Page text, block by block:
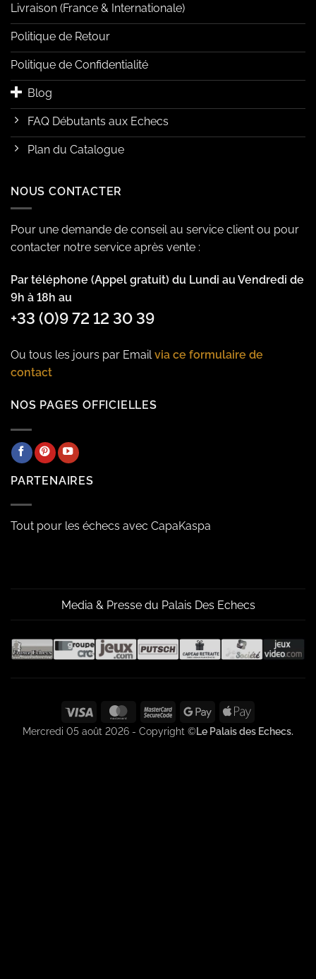
Livraison (France & Internationale)
Politique de Retour
Politique de Confidentialité
Blog
FAQ Débutants aux Echecs
Plan du Catalogue
NOUS CONTACTER
Pour une demande de conseil au service client ou pour
contacter notre service après vente :
Par téléphone (Appel gratuit) du Lundi au Vendredi de
9h à 18h au
+33 (0)9 72 12 30 39
Ou tous les jours par Emailvia ce formulaire de
contact
NOS PAGES OFFICIELLES
PARTENAIRES
Tout pour les échecs avec CapaKaspa
Media & Presse du Palais Des Echecs
Visa MasterCardMasterCard
2
Google
Pay
Apple
Pay
Mercredi 05 août 2026 - Copyright ©Le Palais des Echecs.